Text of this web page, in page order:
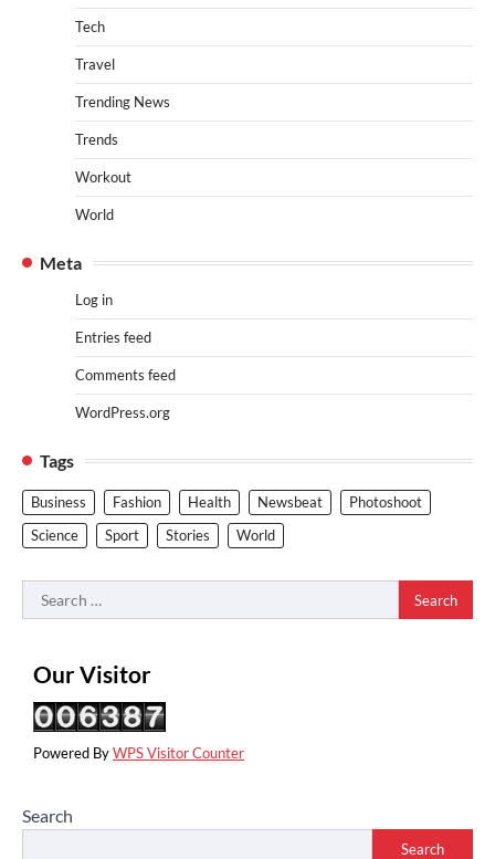
Tech
Travel
Trending News
Trends
Workout
World
Meta
Log in
Entries feed
Comments feed
WordPress.org
Tags
Business Fashion Health Newsbeat
Photoshoot
Science
Sport Stories World
Search
for:
Our Visitor
Powered ByWPS Visitor Counter
Search
Search